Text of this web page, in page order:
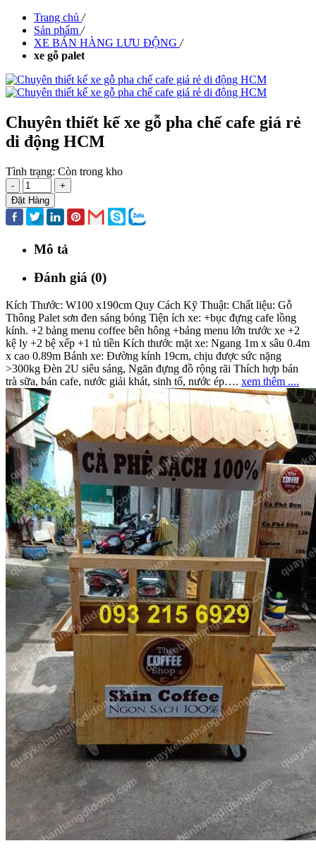
Trang chủ /
Sản phẩm /
XE BÁN HÀNG LƯU ĐỘNG /
xe gỗ palet
Chuyên thiết kế xe gỗ pha chế cafe giá rẻ
di động HCM
Tình trạng: Còn trong kho
-
+
Đặt Hàng
Mô tả
Đánh giá (0)
Kích Thước: W100 x190cm Quy Cách Kỹ Thuật: Chất liệu: Gỗ
Thông Palet sơn đen sáng bóng Tiện ích xe: +bục đựng cafe lồng
kính. +2 bảng menu coffee bên hông +bảng menu lớn trước xe +2
kệ ly +2 bệ xếp +1 tủ tiền Kích thước mặt xe: Ngang 1m x sâu 0.4m
x cao 0.89m Bánh xe: Đường kính 19cm, chịu được sức nặng
>300kg Đèn 2U siêu sáng, Ngăn đựng đồ rộng rãi Thích hợp bán
trà sữa, bán cafe, nước giải khát, sinh tố, nước ép…. xem thêm ....